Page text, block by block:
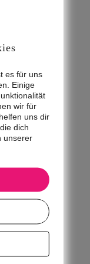
Teil
eine
für
Bei vielen
es für uns
Einige
wir für
uns dir
dich
unserer